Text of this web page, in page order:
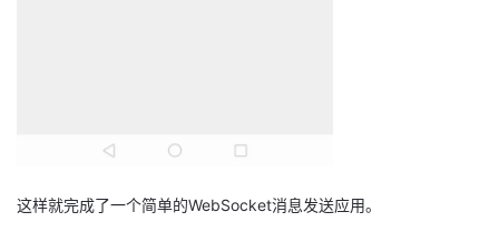
​这样就完成了一个简单的WebSocket消息发送应用。